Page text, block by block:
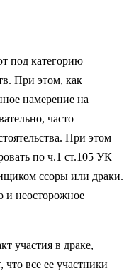
под категорию
При этом, как
намерение на
часто
При этом
по ч.1 ст.105 УК
ссоры или драки.
и неосторожное
участия в драке,
все ее участники